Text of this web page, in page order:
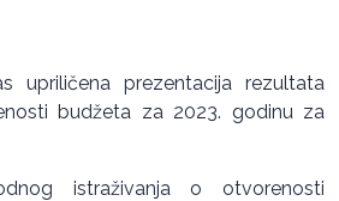
upriličena prezentacija rezultata
budžeta za 2023. godinu za
istraživanja o otvorenosti